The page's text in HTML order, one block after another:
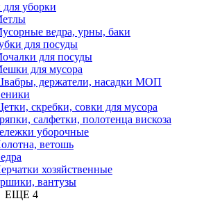
уборки
ведра, урны, баки
для посуды
для посуды
для мусора
держатели, насадки МОП
скребки, совки для мусора
салфетки, полотенца вискоза
уборочные
ветошь
хозяйственные
вантузы
ЕЩЕ 4